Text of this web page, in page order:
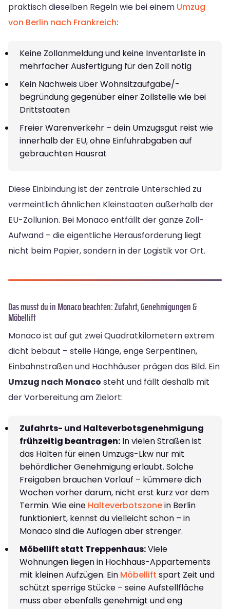
praktisch dieselben Regeln wie bei einem Umzug
von Berlin nach Frankreich:
Keine Zollanmeldung und keine Inventarliste in
mehrfacher Ausfertigung für den Zoll nötig
Kein Nachweis über Wohnsitzaufgabe/-
begründung gegenüber einer Zollstelle wie bei
Drittstaaten
Freier Warenverkehr – dein Umzugsgut reist wie
innerhalb der EU, ohne Einfuhrabgaben auf
gebrauchten Hausrat
Diese Einbindung ist der zentrale Unterschied zu
vermeintlich ähnlichen Kleinstaaten außerhalb der
EU-Zollunion. Bei Monaco entfällt der ganze Zoll-
Aufwand – die eigentliche Herausforderung liegt
nicht beim Papier, sondern in der Logistik vor Ort.
Das musst du in Monaco beachten: Zufahrt, Genehmigungen &
Möbellift
Monaco ist auf gut zwei Quadratkilometern extrem
dicht bebaut – steile Hänge, enge Serpentinen,
Einbahnstraßen und Hochhäuser prägen das Bild. Ein
Umzug nach Monaco steht und fällt deshalb mit
der Vorbereitung am Zielort:
Zufahrts- und Halteverbotsgenehmigung
frühzeitig beantragen: In vielen Straßen ist
das Halten für einen Umzugs-Lkw nur mit
behördlicher Genehmigung erlaubt. Solche
Freigaben brauchen Vorlauf – kümmere dich
Wochen vorher darum, nicht erst kurz vor dem
Termin. Wie eine Halteverbotszonein Berlin
funktioniert, kennst du vielleicht schon – in
Monaco sind die Auflagen aber strenger.
Möbellift statt Treppenhaus:Viele
Wohnungen liegen in Hochhaus-Appartements
mit kleinen Aufzügen. Ein Möbellift spart Zeit und
schützt sperrige Stücke – seine Aufstellfläche
muss aber ebenfalls genehmigt und eng